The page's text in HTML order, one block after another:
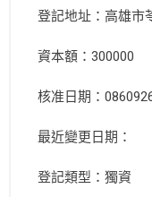
登記地址：高雄市
資本額：300000
核准日期：
最近變更日期：
登記類型：獨資